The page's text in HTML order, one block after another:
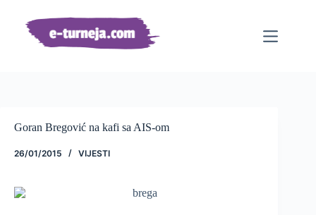
sadržaj
Goran Bregović na kafi sa AIS-om
26/01/2015 VIJESTI